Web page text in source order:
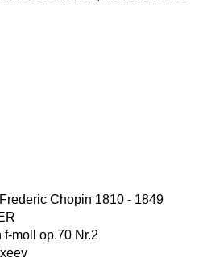
Chopin 1810 - 1849
moll op.70 Nr.2